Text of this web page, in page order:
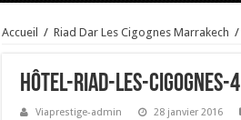
Accueil / Riad Dar Les Cigognes Marrakech /
Hôtel-Riad-Les-cigognes-4
Viaprestige-admin 28 janvier 2016